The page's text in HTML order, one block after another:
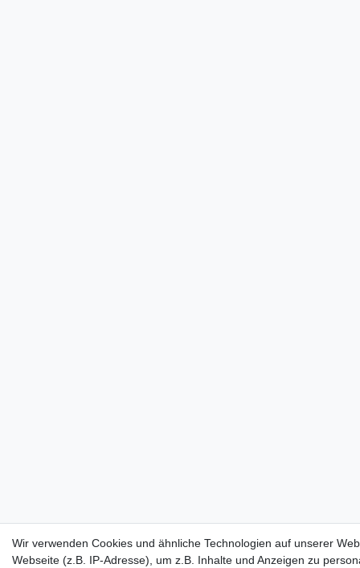
Wir verwenden Cookies und ähnliche Technologien auf unserer
Webseite (z.B. IP-Adresse), um z.B. Inhalte und Anzeigen zu